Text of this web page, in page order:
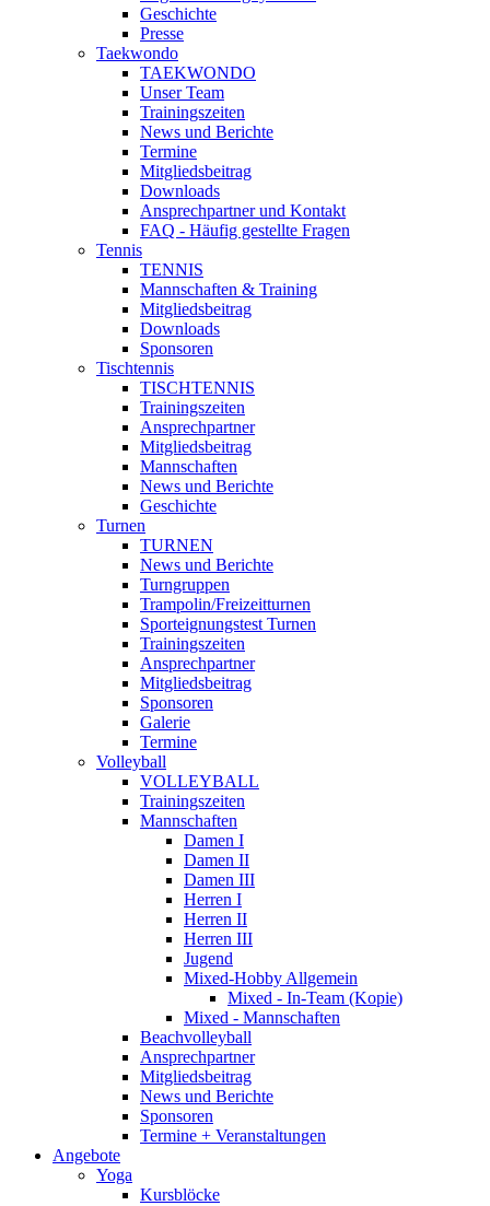
Geschichte
Presse
Taekwondo
TAEKWONDO
Unser Team
Trainingszeiten
News und Berichte
Termine
Mitgliedsbeitrag
Downloads
Ansprechpartner und Kontakt
FAQ - Häufig gestellte Fragen
Tennis
TENNIS
Mannschaften & Training
Mitgliedsbeitrag
Downloads
Sponsoren
Tischtennis
TISCHTENNIS
Trainingszeiten
Ansprechpartner
Mitgliedsbeitrag
Mannschaften
News und Berichte
Geschichte
Turnen
TURNEN
News und Berichte
Turngruppen
Trampolin/Freizeitturnen
Sporteignungstest Turnen
Trainingszeiten
Ansprechpartner
Mitgliedsbeitrag
Sponsoren
Galerie
Termine
Volleyball
VOLLEYBALL
Trainingszeiten
Mannschaften
Damen I
Damen II
Damen III
Herren I
Herren II
Herren III
Jugend
Mixed-Hobby Allgemein
Mixed - In-Team (Kopie)
Mixed - Mannschaften
Beachvolleyball
Ansprechpartner
Mitgliedsbeitrag
News und Berichte
Sponsoren
Termine + Veranstaltungen
Angebote
Yoga
Kursblöcke